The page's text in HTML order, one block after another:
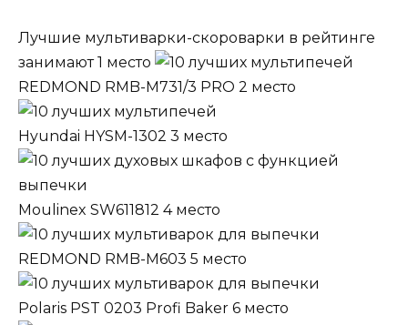
Лучшие мультиварки-скороварки в рейтинге
занимают 1 место
REDMOND RMB-M731/3 PRO 2 место
Hyundai HYSM-1302 3 место
Moulinex SW611812 4 место
REDMOND RMB-M603 5 место
Polaris PST 0203 Profi Baker 6 место